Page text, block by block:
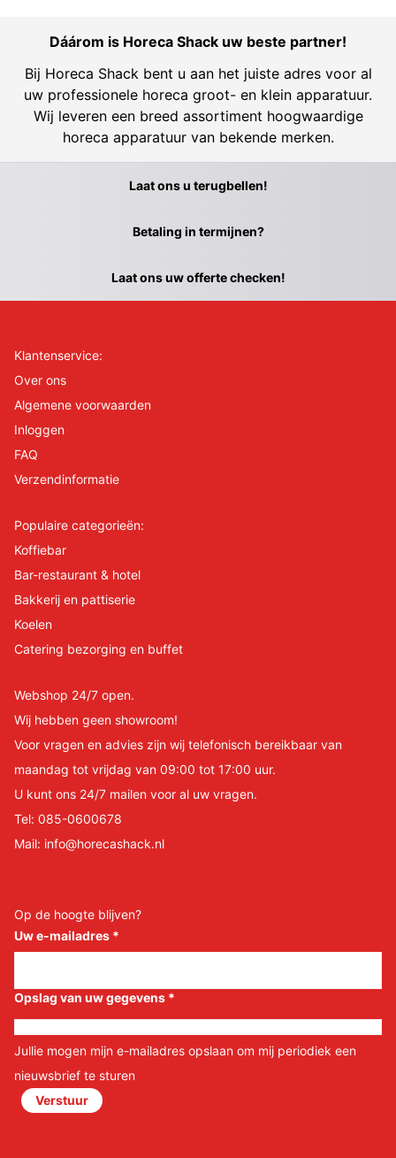
Dáárom is Horeca Shack uw beste partner!
Bij Horeca Shack bent u aan het juiste adres voor al
uw professionele horeca groot- en klein apparatuur.
Wij leveren een breed assortiment hoogwaardige
horeca apparatuur van bekende merken.
Laat ons u terugbellen!
Betaling in termijnen?
Laat ons uw offerte checken!
Klantenservice:
Over ons
Algemene voorwaarden
Inloggen
FAQ
Verzendinformatie
Populaire categorieën:
Koffiebar
Bar-restaurant & hotel
Bakkerij en pattiserie
Koelen
Catering bezorging en buffet
Webshop 24/7 open.
Wij hebben geen showroom!
Voor vragen en advies zijn wij telefonisch bereikbaar van
maandag tot vrijdag van 09:00 tot 17:00 uur.
U kunt ons 24/7 mailen voor al uw vragen.
Tel: 085-0600678
Mail: info@horecashack.nl
Op de hoogte blijven?
Uw e-mailadres *
Opslag van uw gegevens *
Jullie mogen mijn e-mailadres opslaan om mij periodiek een
nieuwsbrief te sturen
Verstuur